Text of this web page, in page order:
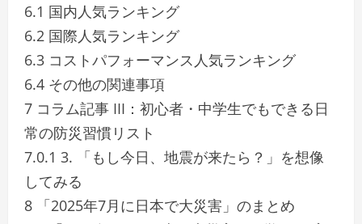
6.1 国内人気ランキング
6.2 国際人気ランキング
6.3 コストパフォーマンス人気ランキング
6.4 その他の関連事項
7 コラム記事 III：初心者・中学生でもできる日
常の防災習慣リスト
7.0.1 3. 「もし今日、地震が来たら？」を想像
してみる
8 「2025年7月に日本で大災害」のまとめ